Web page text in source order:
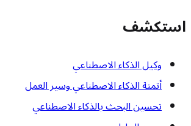
استكشف
وكيل الذكاء الاصطناعي
أتمتة الذكاء الاصطناعي وسير العمل
تحسين البحث بالذكاء الاصطناعي